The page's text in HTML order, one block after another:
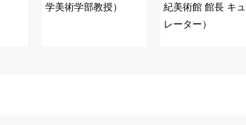
学美術学部教授）
紀美術館 館長 キュ
レーター）